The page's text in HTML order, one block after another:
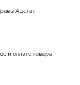
Ацетат
и оплате товара